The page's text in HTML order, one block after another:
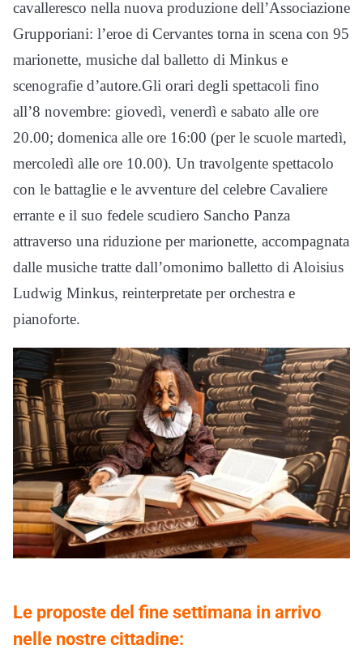
cavalleresco nella nuova produzione dell’Associazione
Grupporiani: l’eroe di Cervantes torna in scena con 95
marionette, musiche dal balletto di Minkus e
scenografie d’autore.Gli orari degli spettacoli fino
all’8 novembre: giovedì, venerdì e sabato alle ore
20.00; domenica alle ore 16:00 (per le scuole martedì,
mercoledì alle ore 10.00). Un travolgente spettacolo
con le battaglie e le avventure del celebre Cavaliere
errante e il suo fedele scudiero Sancho Panza
attraverso una riduzione per marionette, accompagnata
dalle musiche tratte dall’omonimo balletto di Aloisius
Ludwig Minkus, reinterpretate per orchestra e
pianoforte.
Le proposte del fine settimana in arrivo
nelle nostre cittadine: